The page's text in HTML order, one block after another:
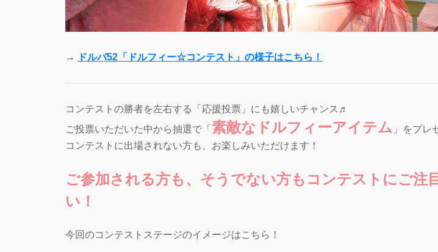
→ ドルパ52「ドルフィー☆コンテスト」の様子はこちら！
コンテストの勝者を左右する「応援投票」にも嬉しいチャンス♬
ご投票いただいた中から抽選で「 素敵なドルフィーアイテム 」をプレ
コンテストに出場されない方も、お楽しみいただけます！
ご参加される方も、そうでない方もコンテストにご注
い！
今回のコンテストステージのイメージはこちら！